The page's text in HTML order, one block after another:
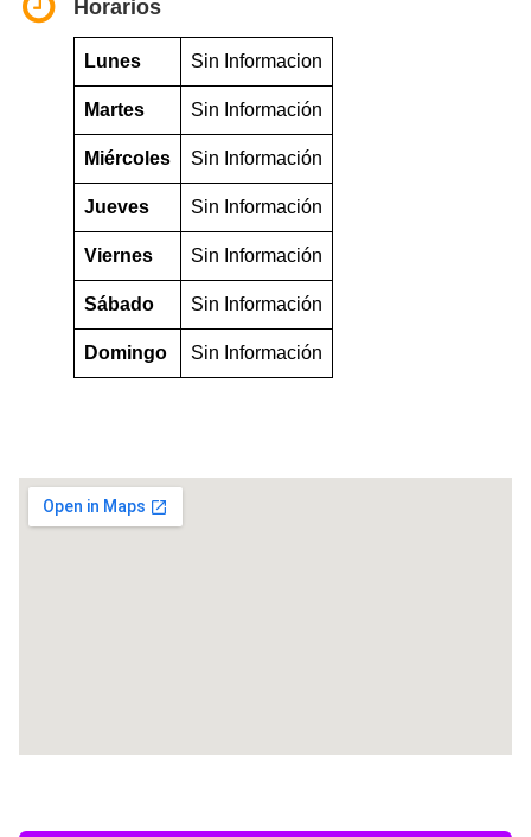
Horarios
Lunes Sin Informacion
Martes Sin Información
Miércoles Sin Información
Jueves Sin Información
Viernes Sin Información
Sábado Sin Información
Domingo Sin Información